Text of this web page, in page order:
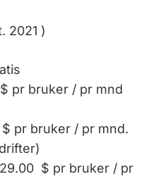
2021 )
pr bruker / pr mnd
pr bruker / pr mnd.
29.00 $ pr bruker / pr